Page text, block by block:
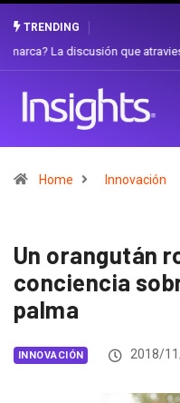
TRENDING
Gabriela Herrera y el arte de
Home Innovación
Un orangután
conciencia
palma
INNOVACIÓN 2018/